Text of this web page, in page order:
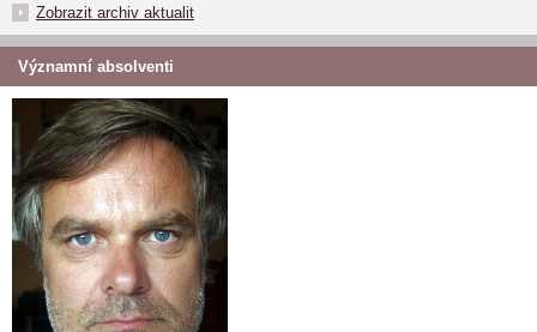
Zobrazit archiv aktualit
Významní absolventi